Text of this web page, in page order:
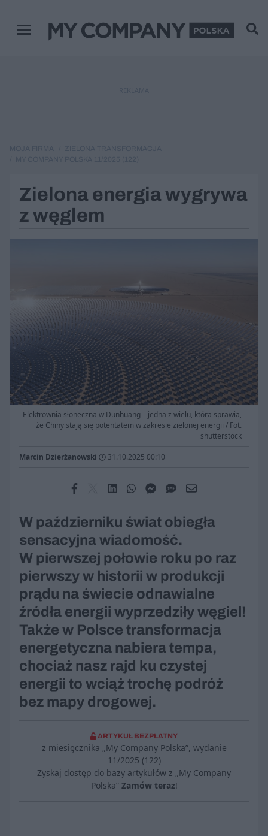
Menu główne
Zielona energia wygrywa
z węglem
Elektrownia słoneczna w Dunhuang – jedna z wielu, która sprawia,
że Chiny stają się potentatem w zakresie zielonej energii / Fot.
shutterstock
Marcin Dzierżanowski 31.10.2025 00:10
W październiku świat obiegła
sensacyjna wiadomość.
W pierwszej połowie roku po raz
pierwszy w historii w produkcji
prądu na świecie odnawialne
źródła energii wyprzedziły węgiel!
Także w Polsce transformacja
energetyczna nabiera tempa,
chociaż nasz rajd ku czystej
energii to wciąż trochę podróż
bez mapy drogowej.
ARTYKUŁ BEZPŁATNY
z miesięcznika „My Company Polska”, wydanie
11/2025 (122)
Zyskaj dostęp do bazy artykułów z „My Company
Polska” Zamów teraz!